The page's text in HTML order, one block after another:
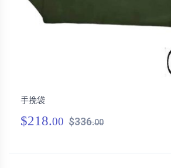
手挽袋
$218.00 $336.00